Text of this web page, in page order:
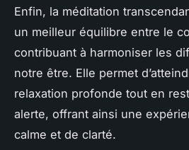
Enfin, la méditation
un meilleur équilibre entre le
contribuant à harmoniser les
notre être. Elle permet
relaxation profonde tout en
alerte, offrant ainsi une
calme et de clarté.